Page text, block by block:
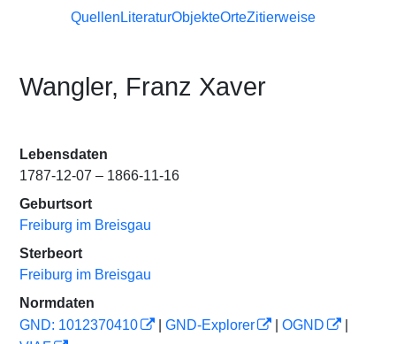
Quellen LiteraturObjekteOrteZitierweise
Wangler, Franz Xaver
Lebensdaten
1787-12-07 – 1866-11-16
Geburtsort
Freiburg im Breisgau
Sterbeort
Freiburg im Breisgau
Normdaten
GND: 1012370410
GND-Explorer OGND